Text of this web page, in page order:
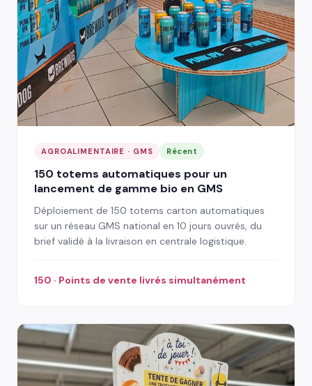
AGROALIMENTAIRE · GMS Récent
150 totems automatiques pour un
lancement de gamme bio en GMS
Déploiement de 150 totems carton automatiques
sur un réseau GMS national en 10 jours ouvrés, du
brief validé à la livraison en centrale logistique.
150 · Points de vente livrés simultanément